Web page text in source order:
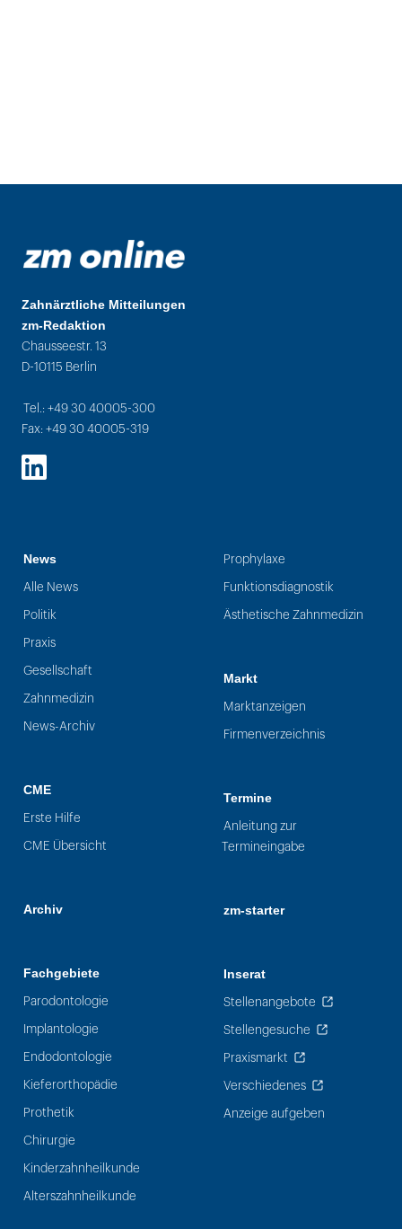
Zahnärztliche Mitteilungen
zm-Redaktion
Chausseestr. 13
D-10115 Berlin
Tel.: +49 30 40005-300
Fax: +49 30 40005-319
LinkedIn
News
Alle News
Politik
Praxis
Gesellschaft
Zahnmedizin
News-Archiv
CME
Erste Hilfe
CME Übersicht
Archiv
Fachgebiete
Parodontologie
Implantologie
Endodontologie
Kieferorthopädie
Prothetik
Chirurgie
Kinderzahnheilkunde
Alterszahnheilkunde
Prophylaxe
Funktionsdiagnostik
Ästhetische Zahnmedizin
Markt
Marktanzeigen
Firmenverzeichnis
Termine
Anleitung zur
Termineingabe
zm-starter
Inserat
Stellenangebote
Stellengesuche
Praxismarkt
Verschiedenes
Anzeige aufgeben